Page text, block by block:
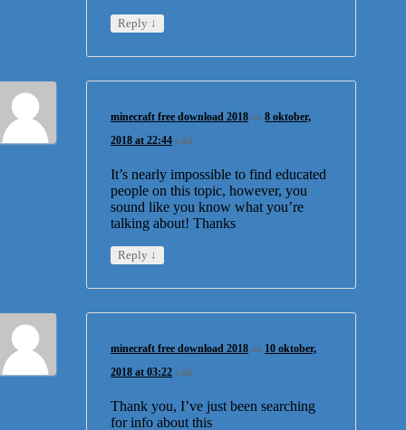
Reply ↓
minecraft free download 2018 on8 oktober,
2018 at 22:44 said:
It’s nearly impossible to find educated
people on this topic, however, you
sound like you know what you’re
talking about! Thanks
Reply ↓
minecraft free download 2018 on 10 oktober,
2018 at 03:22 said:
Thank you, I’ve just been searching
for info about this